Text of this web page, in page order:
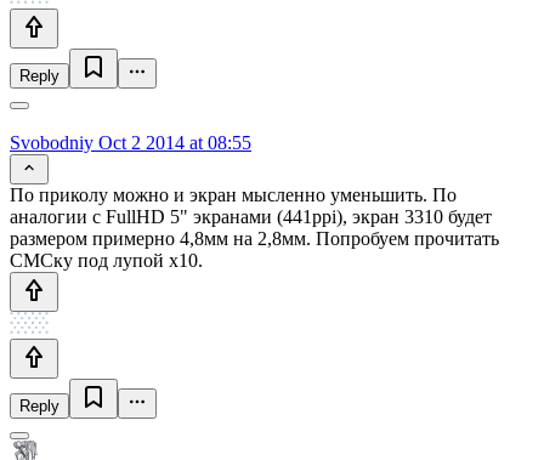
Reply
Svobodniy Oct 2 2014 at 08:55
По приколу можно и экран мысленно уменьшить. По
аналогии с FullHD 5" экранами (441ppi), экран 3310 будет
размером примерно 4,8мм на 2,8мм. Попробуем прочитать
СМСку под лупой х10.
Reply